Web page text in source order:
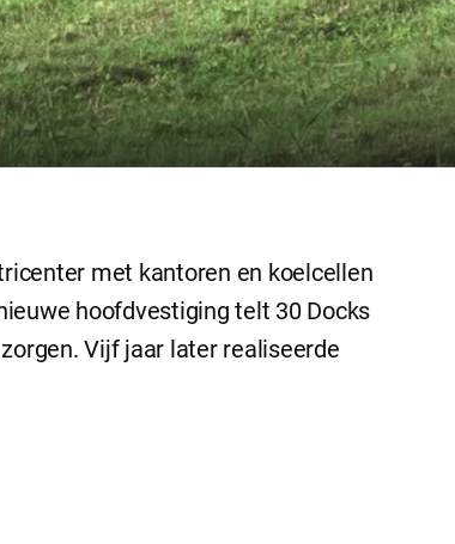
met kantoren en koelcellen
hoofdvestiging telt 30 Docks
Vijf jaar later realiseerde